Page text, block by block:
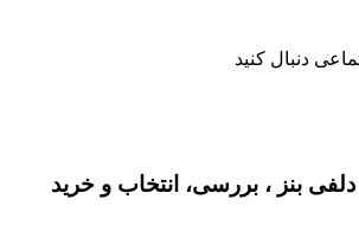
دنبال کنید
دلفی بنز ، بررسی، انتخاب و خرید